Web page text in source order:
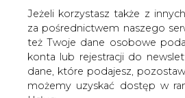
być przetwarzane w różnych
podstawach.
Pamiętaj, że w związku z
osobowych przysługuje Ci
a przede wszystkim prawo
oraz prawo sprzeciwu wobec
sytuację na Towarowej
ewentualnej manipulacji
transakcji. Na razie jest za
działaniach – mówi Maciej
Komisja ocenia ostatnie duże